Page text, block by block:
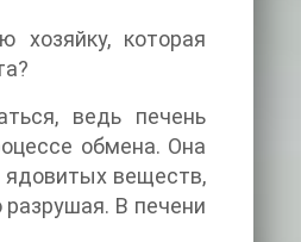
хозяйку, которая
ведь печень
обмена. Она
ядовитых веществ,
В печени